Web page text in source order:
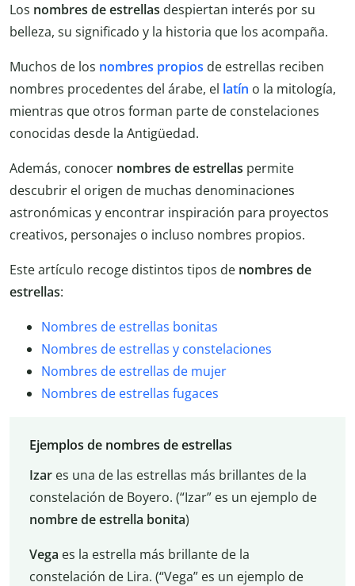
Los nombres de estrellas despiertan interés por su
belleza, su significado y la historia que los acompaña.
Muchos de los nombres propios de estrellas reciben
nombres procedentes del árabe, el latín o la mitología,
mientras que otros forman parte de constelaciones
conocidas desde la Antigüedad.
Además, conocer nombres de estrellas permite
descubrir el origen de muchas denominaciones
astronómicas y encontrar inspiración para proyectos
creativos, personajes o incluso nombres propios.
Este artículo recoge distintos tipos de nombres de
estrellas:
Nombres de estrellas bonitas
Nombres de estrellas y constelaciones
Nombres de estrellas de mujer
Nombres de estrellas fugaces
Ejemplos de nombres de estrellas
Izares una de las estrellas más brillantes de la
constelación de Boyero. (“Izar” es un ejemplo de
nombre de estrella bonita)
Vega es la estrella más brillante de la
constelación de Lira. (“Vega” es un ejemplo de